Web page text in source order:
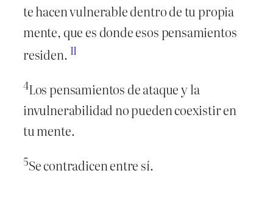
te hacen vulnerable dentro de tu propia
mente, que es donde esos pensamientos
residen. II
4Los pensamientos de ataque y la
invulnerabilidad no pueden coexistir en
tu mente.
5Se contradicen entre sí.